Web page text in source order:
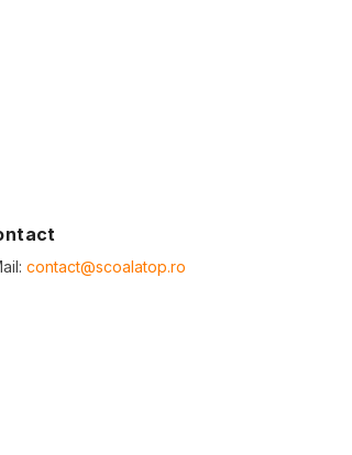
contact@scoalatop.ro